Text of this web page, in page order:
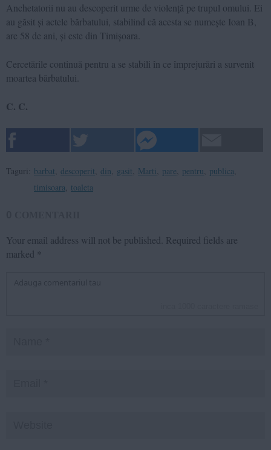
Anchetatorii nu au descoperit urme de violenţă pe trupul omului. Ei
au găsit şi actele bărbatului, stabilind că acesta se numeşte Ioan B,
are 58 de ani, şi este din Timişoara.
Cercetările continuă pentru a se stabili în ce împrejurări a survenit
moartea bărbatului.
C. C.
Taguri: barbat descoperit din gasit Marti pare pentru publica
timisoara toaleta
Your email address will not be published. Required fields are
marked *